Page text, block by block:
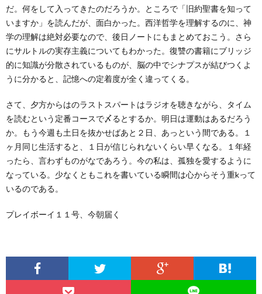
だ。何をして入ってきたのだろうか。ところで「旧約聖書を知って
いますか」を読んだが、面白かった。西洋哲学を理解するのに、神
学の理解は絶対必要なので、後日ノートにもまとめておこう。さら
にサルトルの実存主義についてもわかった。復讐の書籍にブリッジ
的に知識が分散されているものが、脳の中でシナプスが結びつくよ
うに分かると、記憶への定着度が全く違ってくる。
さて、夕方からはのラストスパートはラジオを聴きながら、タイム
を読むという定番コースで〆るとするか。明日は運動はあるだろう
か。もう今週も土日を抜かせばあと２日、あっという間である。１
ヶ月同じ生活すると、１日が信じられないくらい早くなる。１年経
ったら、言わずものがなであろう。今の私は、孤独を愛するように
なっている。少なくともこれを書いている瞬間は心からそう重kって
いるのである。
プレイボーイ１１号、今朝届く